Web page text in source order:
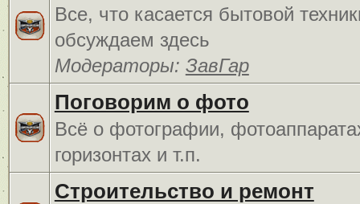
Все, что касается бытовой
обсуждаем здесь
Модераторы: ЗавГар
Поговорим о фото
Всё о фотографии,
горизонтах и т.п.
Строительство и ремонт